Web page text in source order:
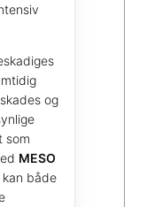
og
som
MESO
kan både